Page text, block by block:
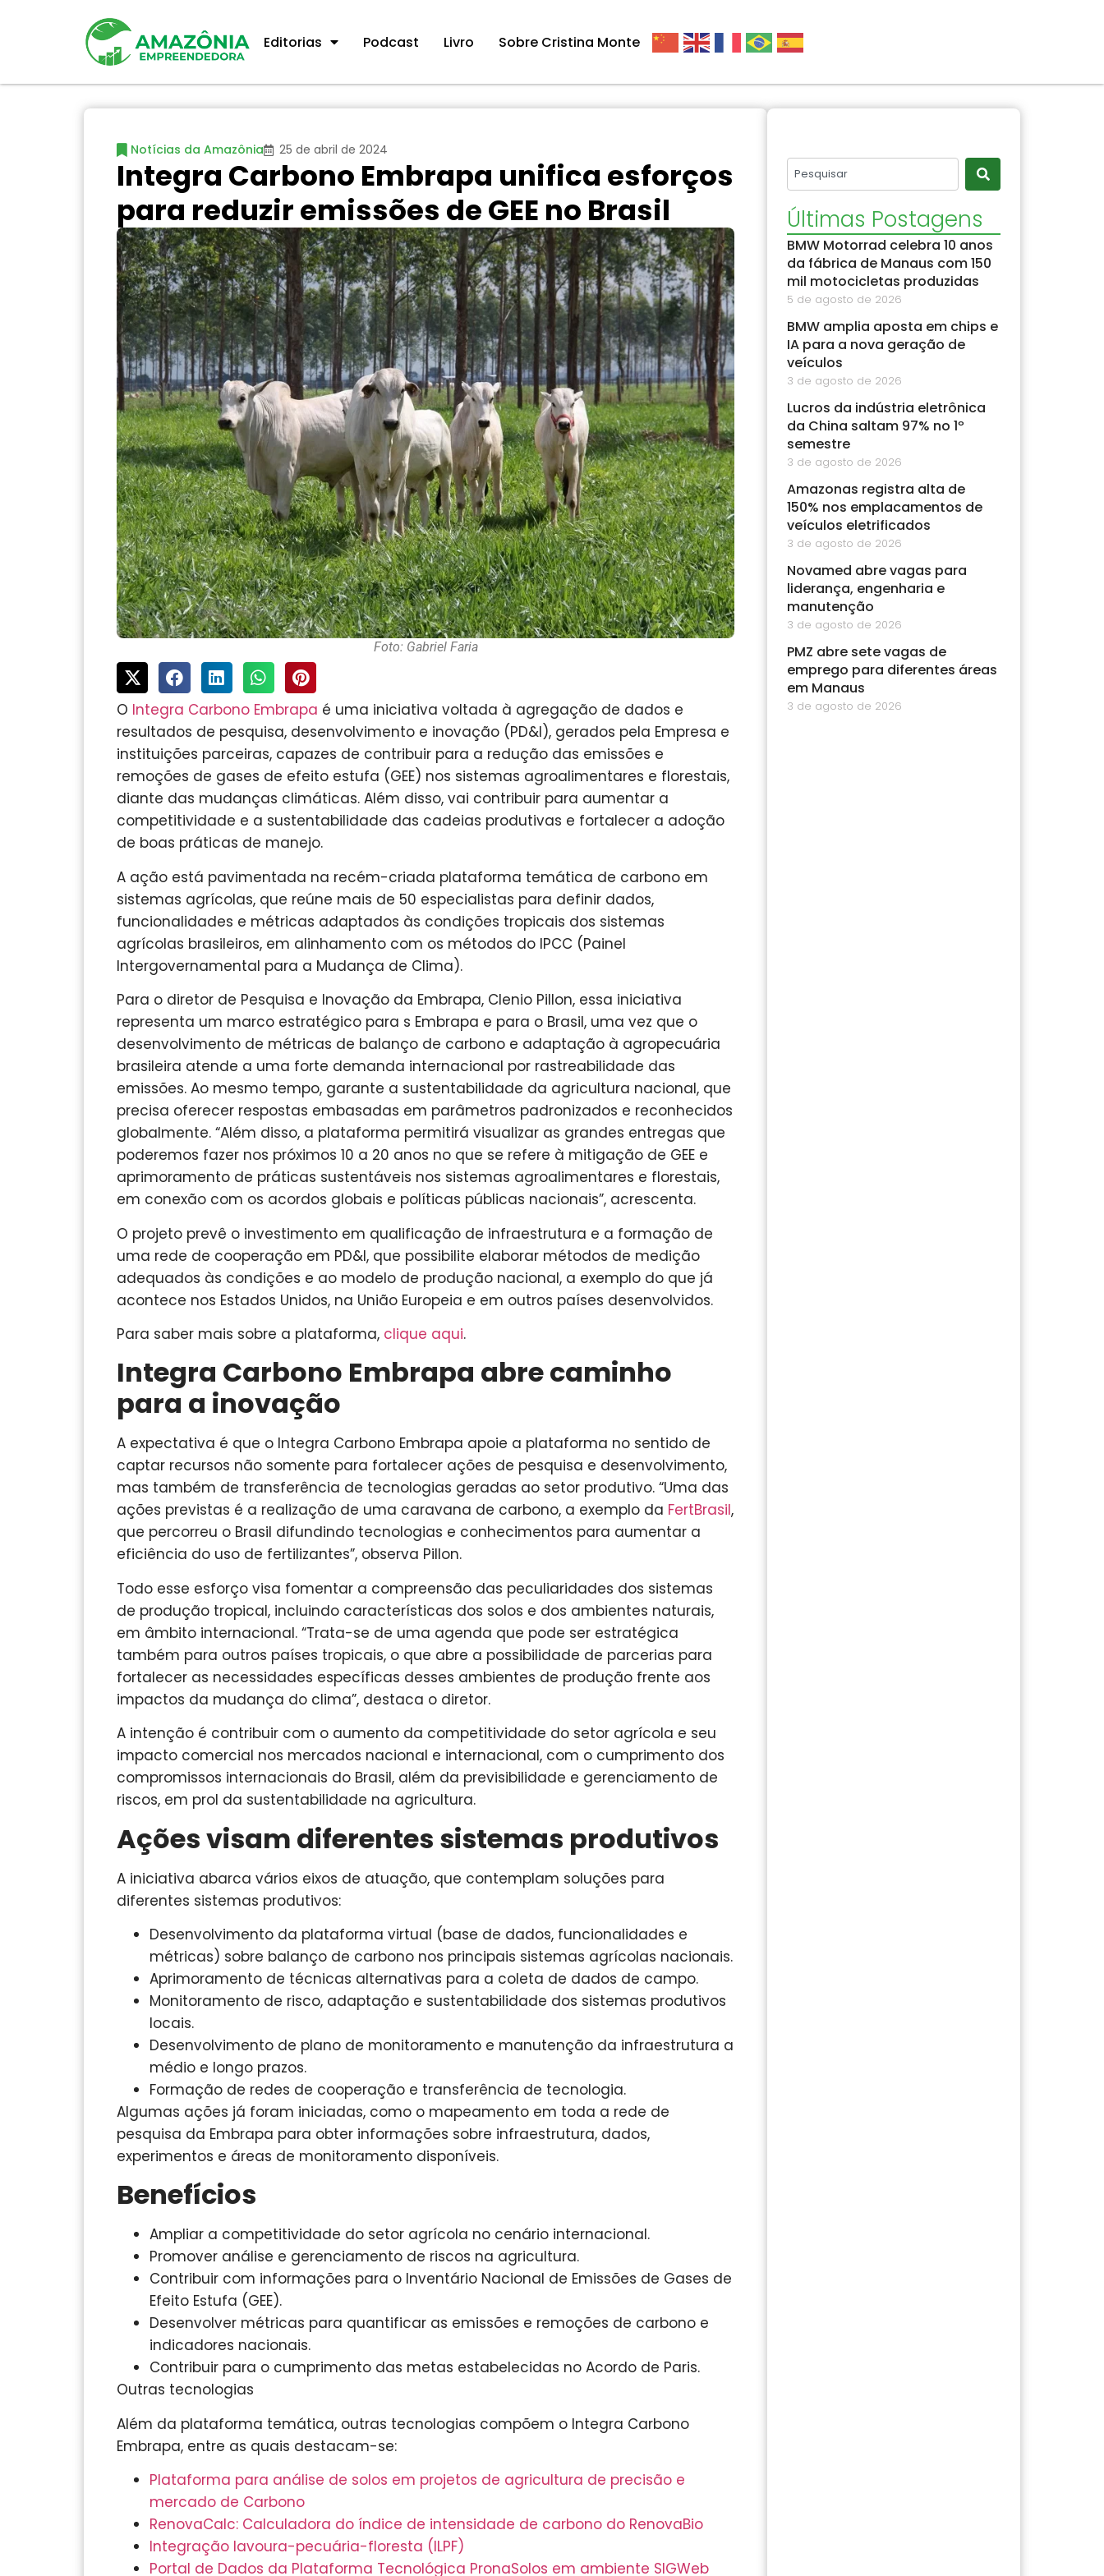
Editorias Podcast Livro Sobre Cristina Monte
Notícias da Amazônia 25 de abril de 2024
Integra Carbono Embrapa unifica esforços
para reduzir emissões de GEE no Brasil
Foto: Gabriel Faria
O Integra Carbono Embrapa é uma iniciativa voltada à agregação de dados e
resultados de pesquisa, desenvolvimento e inovação (PD&I), gerados pela Empresa e
instituições parceiras, capazes de contribuir para a redução das emissões e
remoções de gases de efeito estufa (GEE) nos sistemas agroalimentares e florestais,
diante das mudanças climáticas. Além disso, vai contribuir para aumentar a
competitividade e a sustentabilidade das cadeias produtivas e fortalecer a adoção
de boas práticas de manejo.
A ação está pavimentada na recém-criada plataforma temática de carbono em
sistemas agrícolas, que reúne mais de 50 especialistas para definir dados,
funcionalidades e métricas adaptados às condições tropicais dos sistemas
agrícolas brasileiros, em alinhamento com os métodos do IPCC (Painel
Intergovernamental para a Mudança de Clima).
Para o diretor de Pesquisa e Inovação da Embrapa, Clenio Pillon, essa iniciativa
representa um marco estratégico para s Embrapa e para o Brasil, uma vez que o
desenvolvimento de métricas de balanço de carbono e adaptação à agropecuária
brasileira atende a uma forte demanda internacional por rastreabilidade das
emissões. Ao mesmo tempo, garante a sustentabilidade da agricultura nacional, que
precisa oferecer respostas embasadas em parâmetros padronizados e reconhecidos
globalmente. “Além disso, a plataforma permitirá visualizar as grandes entregas que
poderemos fazer nos próximos 10 a 20 anos no que se refere à mitigação de GEE e
aprimoramento de práticas sustentáveis nos sistemas agroalimentares e florestais,
em conexão com os acordos globais e políticas públicas nacionais”, acrescenta.
O projeto prevê o investimento em qualificação de infraestrutura e a formação de
uma rede de cooperação em PD&I, que possibilite elaborar métodos de medição
adequados às condições e ao modelo de produção nacional, a exemplo do que já
acontece nos Estados Unidos, na União Europeia e em outros países desenvolvidos.
Para saber mais sobre a plataforma, clique aqui.
Integra Carbono Embrapa abre caminho
para a inovação
A expectativa é que o Integra Carbono Embrapa apoie a plataforma no sentido de
captar recursos não somente para fortalecer ações de pesquisa e desenvolvimento,
mas também de transferência de tecnologias geradas ao setor produtivo. “Uma das
ações previstas é a realização de uma caravana de carbono, a exemplo da FertBrasil,
que percorreu o Brasil difundindo tecnologias e conhecimentos para aumentar a
eficiência do uso de fertilizantes”, observa Pillon.
Todo esse esforço visa fomentar a compreensão das peculiaridades dos sistemas
de produção tropical, incluindo características dos solos e dos ambientes naturais,
em âmbito internacional. “Trata-se de uma agenda que pode ser estratégica
também para outros países tropicais, o que abre a possibilidade de parcerias para
fortalecer as necessidades específicas desses ambientes de produção frente aos
impactos da mudança do clima”, destaca o diretor.
A intenção é contribuir com o aumento da competitividade do setor agrícola e seu
impacto comercial nos mercados nacional e internacional, com o cumprimento dos
compromissos internacionais do Brasil, além da previsibilidade e gerenciamento de
riscos, em prol da sustentabilidade na agricultura.
Ações visam diferentes sistemas produtivos
A iniciativa abarca vários eixos de atuação, que contemplam soluções para
diferentes sistemas produtivos:
Desenvolvimento da plataforma virtual (base de dados, funcionalidades e
métricas) sobre balanço de carbono nos principais sistemas agrícolas nacionais.
Aprimoramento de técnicas alternativas para a coleta de dados de campo.
Monitoramento de risco, adaptação e sustentabilidade dos sistemas produtivos
locais.
Desenvolvimento de plano de monitoramento e manutenção da infraestrutura a
médio e longo prazos.
Formação de redes de cooperação e transferência de tecnologia.
Algumas ações já foram iniciadas, como o mapeamento em toda a rede de
pesquisa da Embrapa para obter informações sobre infraestrutura, dados,
experimentos e áreas de monitoramento disponíveis.
Benefícios
Ampliar a competitividade do setor agrícola no cenário internacional.
Promover análise e gerenciamento de riscos na agricultura.
Contribuir com informações para o Inventário Nacional de Emissões de Gases de
Efeito Estufa (GEE).
Desenvolver métricas para quantificar as emissões e remoções de carbono e
indicadores nacionais.
Contribuir para o cumprimento das metas estabelecidas no Acordo de Paris.
Outras tecnologias
Além da plataforma temática, outras tecnologias compõem o Integra Carbono
Embrapa, entre as quais destacam-se:
Plataforma para análise de solos em projetos de agricultura de precisão e
mercado de Carbono
RenovaCalc: Calculadora do índice de intensidade de carbono do RenovaBio
Integração lavoura-pecuária-floresta (ILPF)
Portal de Dados da Plataforma Tecnológica PronaSolos em ambiente SIGWeb
Últimas Postagens
BMW Motorrad celebra 10 anos
da fábrica de Manaus com 150
mil motocicletas produzidas
5 de agosto de 2026
BMW amplia aposta em chips e
IA para a nova geração de
veículos
3 de agosto de 2026
Lucros da indústria eletrônica
da China saltam 97% no 1º
semestre
3 de agosto de 2026
Amazonas registra alta de
150% nos emplacamentos de
veículos eletrificados
3 de agosto de 2026
Novamed abre vagas para
liderança, engenharia e
manutenção
3 de agosto de 2026
PMZ abre sete vagas de
emprego para diferentes áreas
em Manaus
3 de agosto de 2026